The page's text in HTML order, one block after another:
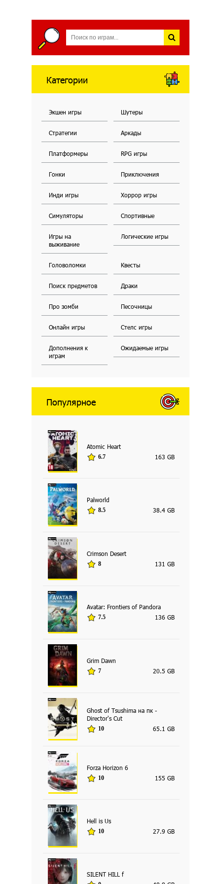
Категории
Экшен игры Шутеры
Стратегии Аркады
Платформеры RPG игры
Гонки Приключения
Инди игры Хоррор игры
Симуляторы Спортивные
Игры на
выживание
Логические игры
Головоломки Квесты
Поиск предметов Драки
Про зомби Песочницы
Онлайн игры Стелс игры
Дополнения к
играм
Ожидаемые игры
Популярное
Atomic Heart
6.7 163 GB
Palworld
8.5 38.4 GB
Crimson Desert
8 131 GB
Avatar: Frontiers of Pandora
7.5 136 GB
Grim Dawn
7 20.5 GB
Ghost of Tsushima на пк -
Director's Cut
10 65.1 GB
Forza Horizon 6
10 155 GB
Hell is Us
10 27.9 GB
SILENT HILL f